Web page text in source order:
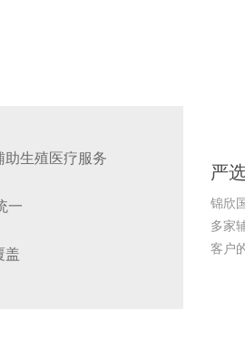
助生殖医疗服务
一
盖
严
锦欣
多家
客户